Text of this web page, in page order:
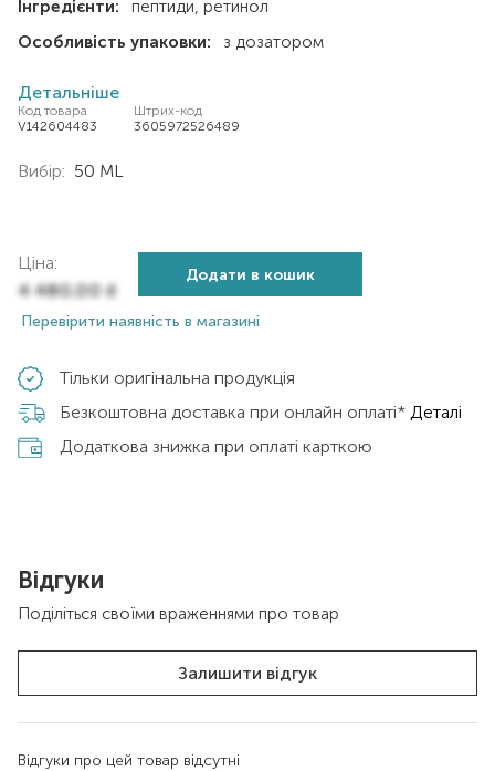
Інгредієнти:
пептиди ретинол
Особливість упаковки:
з дозатором
Детальніше
Код товара
V142604483
Штрих-код
3605972526489
Вибір: 50 ML
Ціна:
4 480,00 ₴
Додати в кошик
Перевірити наявність в магазині
Тільки оригінальна продукція
Безкоштовна доставка при онлайн оплаті* Деталі
Додаткова знижка при оплаті карткою
Відгуки
Поділіться своїми враженнями про товар
Залишити відгук
Відгуки про цей товар відсутні